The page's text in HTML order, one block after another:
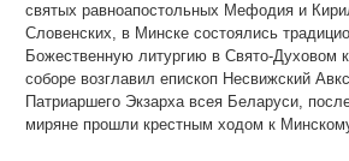
святых равноапостольных Мефодия и
Словенских, в Минске состоялись
Божественную литургию в Свято-Духовом
соборе возглавил епископ Несвижский
Патриаршего Экзарха всея Беларуси,
миряне прошли крестным ходом к